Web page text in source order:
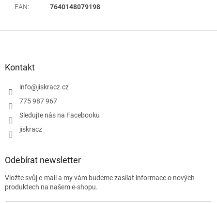
EAN: 7640148079198
Kontakt
info@jiskracz.cz
775 987 967
Sledujte nás na Facebooku
jiskracz
Odebírat newsletter
Vložte svůj e-mail a my vám budeme zasílat informace o nových
produktech na našem e-shopu.